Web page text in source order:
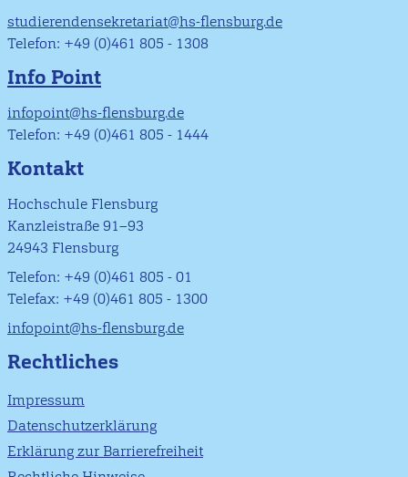
studierendensekretariat@hs-flensburg.de
Telefon: +49 (0)461 805 - 1308
Info Point
infopoint@hs-flensburg.de
Telefon: +49 (0)461 805 - 1444
Kontakt
Hochschule Flensburg
Kanzleistraße 91–93
24943 Flensburg
Telefon: +49 (0)461 805 - 01
Telefax: +49 (0)461 805 - 1300
infopoint@hs-flensburg.de
Rechtliches
Impressum
Datenschutzerklärung
Erklärung zur Barrierefreiheit